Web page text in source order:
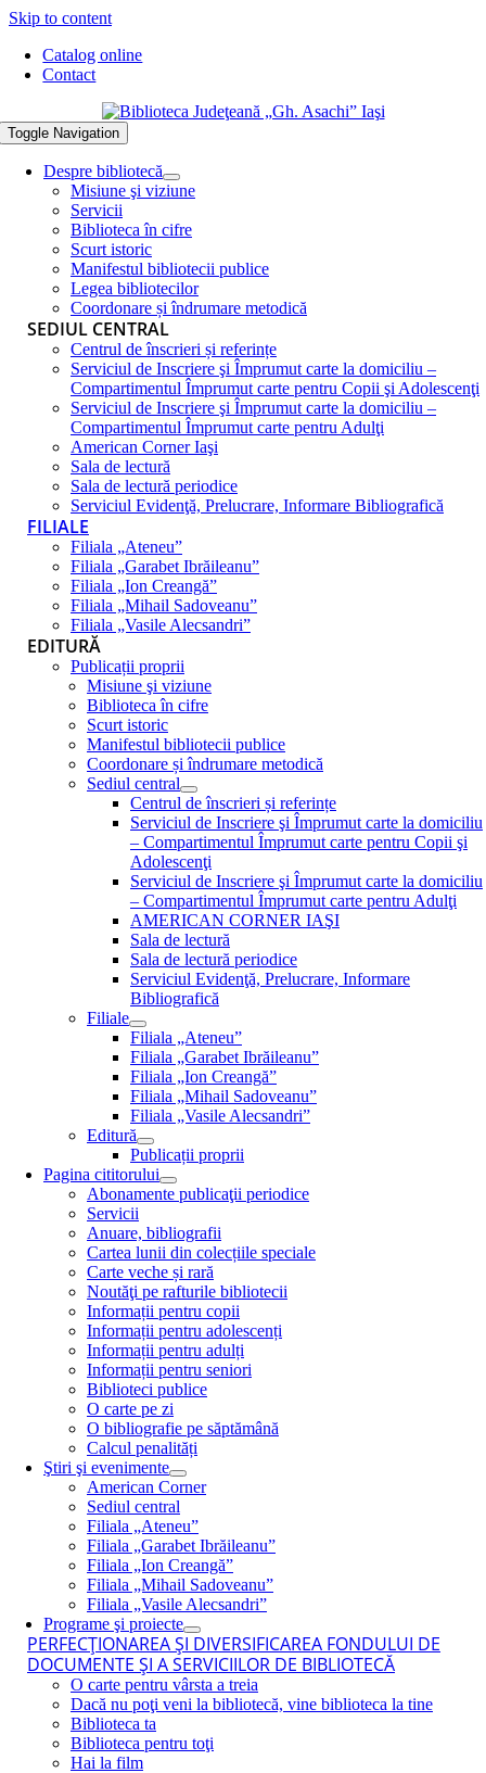
Skip to content
Catalog online
Contact
Toggle Navigation
Despre bibliotecă
Misiune şi viziune
Servicii
Biblioteca în cifre
Scurt istoric
Manifestul bibliotecii publice
Legea bibliotecilor
Coordonare și îndrumare metodică
SEDIUL CENTRAL
Centrul de înscrieri și referințe
Serviciul de Inscriere şi Împrumut carte la domiciliu –
Compartimentul Împrumut carte pentru Copii şi Adolescenţi
Serviciul de Inscriere şi Împrumut carte la domiciliu –
Compartimentul Împrumut carte pentru Adulţi
American Corner Iaşi
Sala de lectură
Sala de lectură periodice
Serviciul Evidenţă, Prelucrare, Informare Bibliografică
FILIALE
Filiala „Ateneu”
Filiala „Garabet Ibrăileanu”
Filiala „Ion Creangă”
Filiala „Mihail Sadoveanu”
Filiala „Vasile Alecsandri”
EDITURĂ
Publicații proprii
Misiune şi viziune
Biblioteca în cifre
Scurt istoric
Manifestul bibliotecii publice
Coordonare și îndrumare metodică
Sediul central
Centrul de înscrieri și referințe
Serviciul de Inscriere şi Împrumut carte la domiciliu
– Compartimentul Împrumut carte pentru Copii şi
Adolescenţi
Serviciul de Inscriere şi Împrumut carte la domiciliu
– Compartimentul Împrumut carte pentru Adulţi
AMERICAN CORNER IAŞI
Sala de lectură
Sala de lectură periodice
Serviciul Evidenţă, Prelucrare, Informare
Bibliografică
Filiale
Filiala „Ateneu”
Filiala „Garabet Ibrăileanu”
Filiala „Ion Creangă”
Filiala „Mihail Sadoveanu”
Filiala „Vasile Alecsandri”
Editură
Publicații proprii
Pagina cititorului
Abonamente publicaţii periodice
Servicii
Anuare, bibliografii
Cartea lunii din colecțiile speciale
Carte veche și rară
Noutăţi pe rafturile bibliotecii
Informații pentru copii
Informații pentru adolescenți
Informații pentru adulți
Informații pentru seniori
Biblioteci publice
O carte pe zi
O bibliografie pe săptămână
Calcul penalități
Ştiri şi evenimente
American Corner
Sediul central
Filiala „Ateneu”
Filiala „Garabet Ibrăileanu”
Filiala „Ion Creangă”
Filiala „Mihail Sadoveanu”
Filiala „Vasile Alecsandri”
Programe şi proiecte
PERFECŢIONAREA ŞI DIVERSIFICAREA FONDULUI DE
DOCUMENTE ŞI A SERVICIILOR DE BIBLIOTECĂ
O carte pentru vârsta a treia
Dacă nu poţi veni la bibliotecă, vine biblioteca la tine
Biblioteca ta
Biblioteca pentru toţi
Hai la film